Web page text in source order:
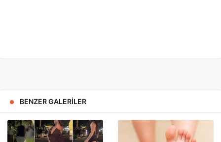
BENZER GALERILER